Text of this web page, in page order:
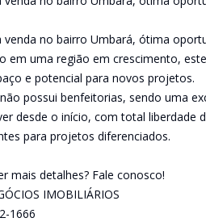
venda no bairro Umbará, ótima
em uma região em crescimento,
e potencial para novos projetos.
possui benfeitorias, sendo uma
desde o início, com total liberdade
para projetos diferenciados.
mais detalhes? Fale conosco!
IMOBILIÁRIOS
1666